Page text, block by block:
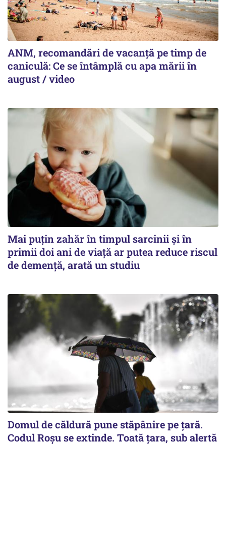
ANM, recomandări de vacanță pe timp de
caniculă: Ce se întâmplă cu apa mării în
august / video
Mai puțin zahăr în timpul sarcinii și în
primii doi ani de viață ar putea reduce riscul
de demență, arată un studiu
Domul de căldură pune stăpânire pe țară.
Codul Roșu se extinde. Toată țara, sub alertă